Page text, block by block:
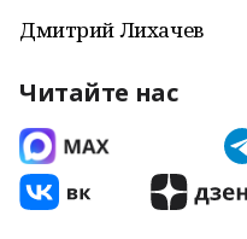
Дмитрий Лихачев
Читайте нас